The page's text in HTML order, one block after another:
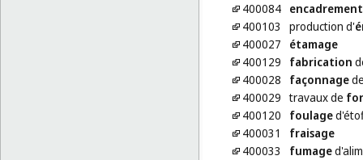
400084 encadrement
400103
production d'
400027
étamage
400129
fabrication
400028
façonnage
400029 travaux de
400120
foulage
400031
fraisage
400033
fumage